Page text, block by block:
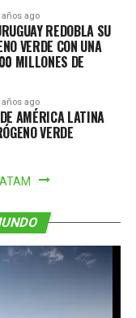
años ago
REDOBLA SU
VERDE CON UNA
MILLONES DE
años ago
AMÉRICA LATINA
VERDE